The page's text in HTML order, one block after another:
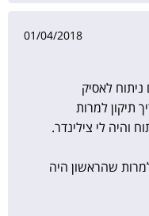
01/04/2018
תיקון למרות
והיה לי צילינדר.
שהראשון היה